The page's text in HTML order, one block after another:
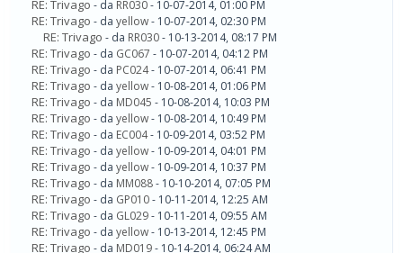
RE: Trivago - da RR030- 10-07-2014, 01:00 PM
RE: Trivago - da yellow- 10-07-2014, 02:30 PM
RE: Trivago - da RR030- 10-13-2014, 08:17 PM
RE: Trivago - da GC067 - 10-07-2014, 04:12 PM
RE: Trivago - da PC024- 10-07-2014, 06:41 PM
RE: Trivago - da yellow- 10-08-2014, 01:06 PM
RE: Trivago - da MD045 - 10-08-2014, 10:03 PM
RE: Trivago - da yellow- 10-08-2014, 10:49 PM
RE: Trivago - da EC004- 10-09-2014, 03:52 PM
RE: Trivago - da yellow- 10-09-2014, 04:01 PM
RE: Trivago - da yellow- 10-09-2014, 10:37 PM
RE: Trivago - da MM088- 10-10-2014, 07:05 PM
RE: Trivago - da GP010- 10-11-2014, 12:25 AM
RE: Trivago - da GL029- 10-11-2014, 09:55 AM
RE: Trivago - da yellow- 10-13-2014, 12:45 PM
RE: Trivago - da MD019- 10-14-2014, 06:24 AM